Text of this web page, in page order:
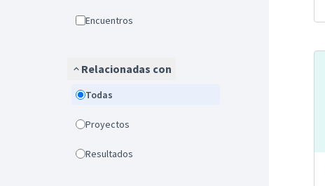
Encuentros
Relacionadas con
Todas
Proyectos
Resultados